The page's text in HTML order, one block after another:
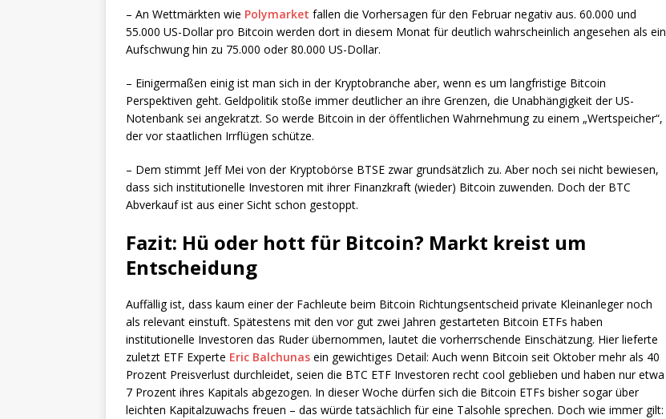
– An Wettmärkten wie Polymarket fallen die Vorhersagen für den Februar negativ aus. 60.000 und
55.000 US-Dollar pro Bitcoin werden dort in diesem Monat für deutlich wahrscheinlich angesehen als ein
Aufschwung hin zu 75.000 oder 80.000 US-Dollar.
– Einigermaßen einig ist man sich in der Kryptobranche aber, wenn es um langfristige Bitcoin
Perspektiven geht. Geldpolitik stoße immer deutlicher an ihre Grenzen, die Unabhängigkeit der US-
Notenbank sei angekratzt. So werde Bitcoin in der öffentlichen Wahrnehmung zu einem „Wertspeicher“,
der vor staatlichen Irrflügen schütze.
– Dem stimmt Jeff Mei von der Kryptobörse BTSE zwar grundsätzlich zu. Aber noch sei nicht bewiesen,
dass sich institutionelle Investoren mit ihrer Finanzkraft (wieder) Bitcoin zuwenden. Doch der BTC
Abverkauf ist aus einer Sicht schon gestoppt.
Fazit: Hü oder hott für Bitcoin? Markt kreist um
Entscheidung
Auffällig ist, dass kaum einer der Fachleute beim Bitcoin Richtungsentscheid private Kleinanleger noch
als relevant einstuft. Spätestens mit den vor gut zwei Jahren gestarteten Bitcoin ETFs haben
institutionelle Investoren das Ruder übernommen, lautet die vorherrschende Einschätzung. Hier lieferte
zuletzt ETF Experte Eric Balchunas ein gewichtiges Detail: Auch wenn Bitcoin seit Oktober mehr als 40
Prozent Preisverlust durchleidet, seien die BTC ETF Investoren recht cool geblieben und haben nur etwa
7 Prozent ihres Kapitals abgezogen. In dieser Woche dürfen sich die Bitcoin ETFs bisher sogar über
leichten Kapitalzuwachs freuen – das würde tatsächlich für eine Talsohle sprechen. Doch wie immer gilt: